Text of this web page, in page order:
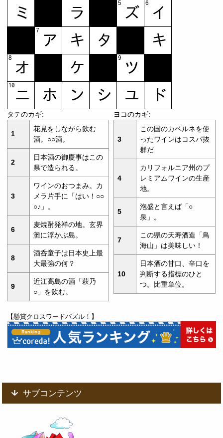
タテのカギ:
1
花見をしながら飲む
酒。○○酒。
2
日本酒の御慶事はこの
県で造られる。
3
ワインのおつまみ。カ
メラ片手に「はい！○○
○♪」。
6
麦焼酎発祥の地。玄界
灘に浮かぶ島。
8
酒呑童子は日本史上最
大最強の何？
9
近江高島の酒「萩乃
○」を飲む。
ヨコのカギ:
3
この国のカベルネを使
ったワインはコスパ抜
群だ
4
カリフォルニア州のプ
レミアムワインの生産
地。
5
泡盛と言えば「○
泉」。
7
この県の天寿酒造「鳥
海山」は美味しい！
10
日本酒の甘口、辛口を
判断する指標のひと
つ。比重単位。
【懸賞クロスワードパズル！】
サブコンテンツ